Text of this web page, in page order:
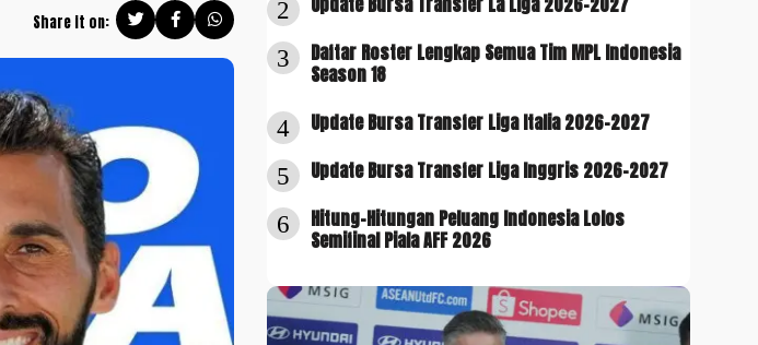
Share it on: 2
3
Daftar Roster Lengkap Semua Tim MPL Indonesia
Season 18
4 Update Bursa Transfer Liga Italia 2026-2027
5 Update Bursa Transfer Liga Inggris 2026-2027
6
Hitung-Hitungan Peluang Indonesia Lolos
Semifinal Piala AFF 2026